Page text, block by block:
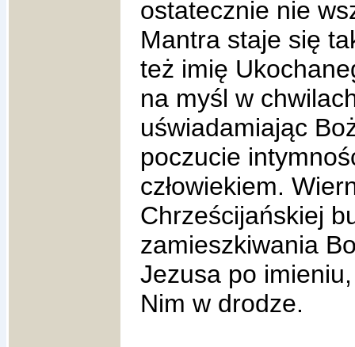
ostatecznie nie
Mantra staje się
też imię
na myśl w
uświadamiając
poczucie
człowiekiem.
Chrześcijańskiej
zamieszkiwania
Jezusa po
Nim w drodze.